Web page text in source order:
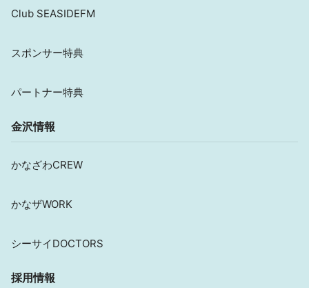
Club SEASIDEFM
スポンサー特典
パートナー特典
金沢情報
かなざわCREW
かなザWORK
シーサイDOCTORS
採用情報